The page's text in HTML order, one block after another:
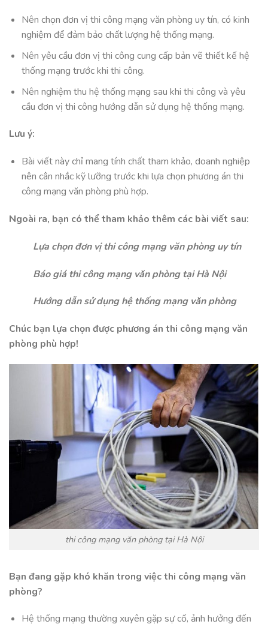
Nên chọn đơn vị thi công mạng văn phòng uy tín, có kinh
nghiệm để đảm bảo chất lượng hệ thống mạng.
Nên yêu cầu đơn vị thi công cung cấp bản vẽ thiết kế hệ
thống mạng trước khi thi công.
Nên nghiệm thu hệ thống mạng sau khi thi công và yêu
cầu đơn vị thi công hướng dẫn sử dụng hệ thống mạng.
Lưu ý:
Bài viết này chỉ mang tính chất tham khảo, doanh nghiệp
nên cân nhắc kỹ lưỡng trước khi lựa chọn phương án thi
công mạng văn phòng phù hợp.
Ngoài ra, bạn có thể tham khảo thêm các bài viết sau:
Lựa chọn đơn vị thi công mạng văn phòng uy tín
Báo giá thi công mạng văn phòng tại Hà Nội
Hướng dẫn sử dụng hệ thống mạng văn phòng
Chúc bạn lựa chọn được phương án thi công mạng văn
phòng phù hợp!
thi công mạng văn phòng tại Hà Nội
Bạn đang gặp khó khăn trong việc thi công mạng văn
phòng?
Hệ thống mạng thường xuyên gặp sự cố, ảnh hưởng đến